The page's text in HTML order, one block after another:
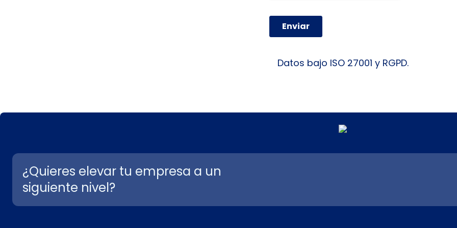
Datos bajo ISO 27001 y RGPD.
¿Quieres elevar tu empresa a un
siguiente nivel?